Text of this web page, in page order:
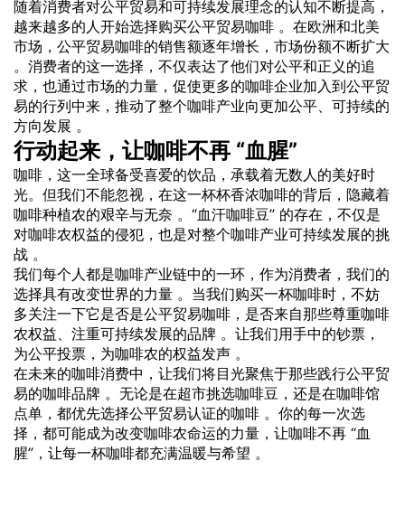
随着消费者对公平贸易和可持续发展理念的认知不断提高，
越来越多的人开始选择购买公平贸易咖啡 。在欧洲和北美
市场，公平贸易咖啡的销售额逐年增长，市场份额不断扩大
。消费者的这一选择，不仅表达了他们对公平和正义的追
求，也通过市场的力量，促使更多的咖啡企业加入到公平贸
易的行列中来，推动了整个咖啡产业向更加公平、可持续的
方向发展 。
行动起来，让咖啡不再 “血腥”
咖啡，这一全球备受喜爱的饮品，承载着无数人的美好时
光。但我们不能忽视，在这一杯杯香浓咖啡的背后，隐藏着
咖啡种植农的艰辛与无奈 。“血汗咖啡豆” 的存在，不仅是
对咖啡农权益的侵犯，也是对整个咖啡产业可持续发展的挑
战 。
我们每个人都是咖啡产业链中的一环，作为消费者，我们的
选择具有改变世界的力量 。当我们购买一杯咖啡时，不妨
多关注一下它是否是公平贸易咖啡，是否来自那些尊重咖啡
农权益、注重可持续发展的品牌 。让我们用手中的钞票，
为公平投票，为咖啡农的权益发声 。
在未来的咖啡消费中，让我们将目光聚焦于那些践行公平贸
易的咖啡品牌 。无论是在超市挑选咖啡豆，还是在咖啡馆
点单，都优先选择公平贸易认证的咖啡 。你的每一次选
择，都可能成为改变咖啡农命运的力量，让咖啡不再 “血
腥”，让每一杯咖啡都充满温暖与希望 。